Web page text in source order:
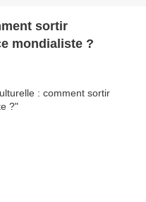
sortir
mondialiste ?